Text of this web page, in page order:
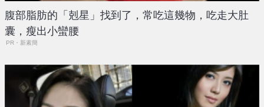
腹部脂肪的「剋星」找到了，常吃這幾物，吃走大肚
囊，瘦出小蠻腰
PR・新素簡